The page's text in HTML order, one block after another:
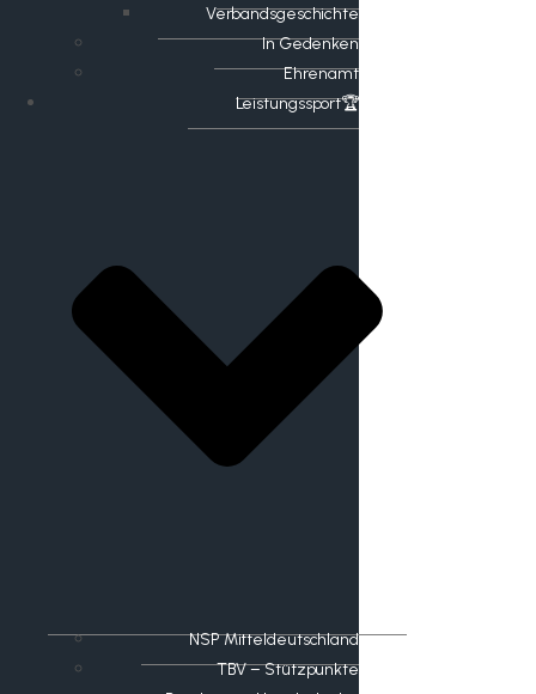
Verbandsgeschichte
In Gedenken
Ehrenamt
​Leistungssport🏆
NSP Mitteldeutschland
TBV – Stützpunkte